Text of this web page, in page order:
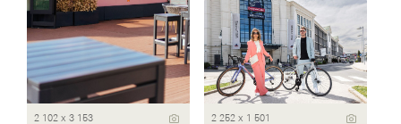
2 102 x 3 153 2 252 x 1 501